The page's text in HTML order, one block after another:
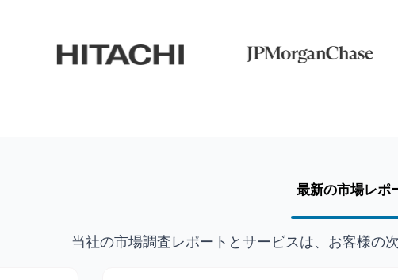
最新の市場レポ
当社の市場調査レポートとサービスは、お客様の